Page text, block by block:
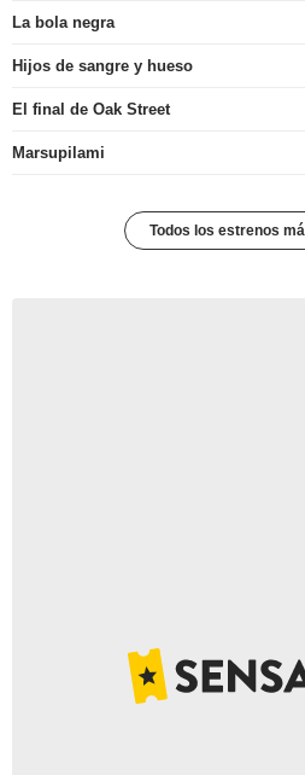
La bola negra
Hijos de sangre y hueso
El final de Oak Street
Marsupilami
Todos los estrenos